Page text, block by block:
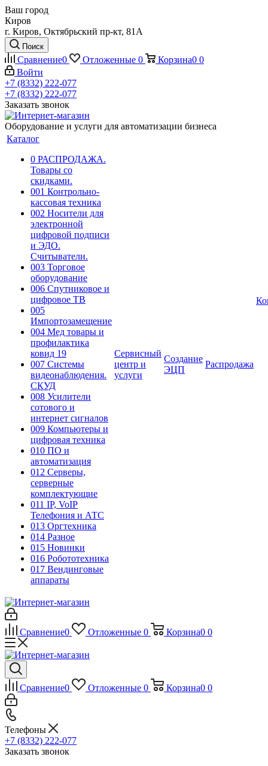
Ваш город
Киров
г. Киров, Октябрьский пр-кт, 81А
Поиск
Сравнение0 Отложенные 0 Корзина0 0
Войти
+7 (8332) 222-077
+7 (8332) 222-077
Заказать звонок
Оборудование и услуги для автоматизации бизнеса
Каталог
0 РАСПРОДАЖА.
Товары со
скидками.
001 Контрольно-
кассовая техника
002 Носители для
электронной
цифровой подписи
и ЭДО.
Считыватели.
003 Торговое
оборудование
006 Спутниковое и
цифровое ТВ
005
Импортозамещение
004 Мед товары и
профилактика
ковид 19
007 Системы
видеонаблюдения.
СКУД
008 Усилители
сотового и
интернет сигналов
009 Компьютеры и
цифровая техника
010 ПО и
автоматизация
012 Серверы,
серверные
комплектующие
011 IP, VoIP
Телефония и АТС
013 Оргтехника
014 Разное
015 Новинки
016 Робототехника
017 Вендинговые
аппараты
Сервисный
центр и
услуги
Создание
ЭЦП
Распродажа
Сравнение0 Отложенные 0 Корзина0 0
Сравнение0 Отложенные 0 Корзина0 0
Телефоны
+7 (8332) 222-077
Заказать звонок